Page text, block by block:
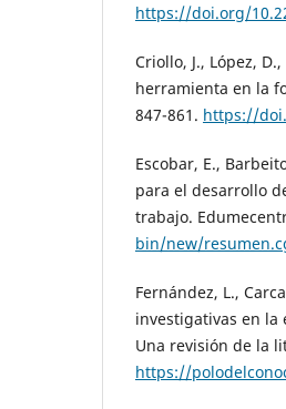
https://doi.org/
Criollo, J., López,
herramienta en la
847-861. https://
Escobar, E.,
para el desarrollo
trabajo.
bin/new/
Fernández, L.,
investigativas en la
Una revisión de la
https://